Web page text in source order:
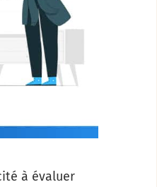
à évaluer